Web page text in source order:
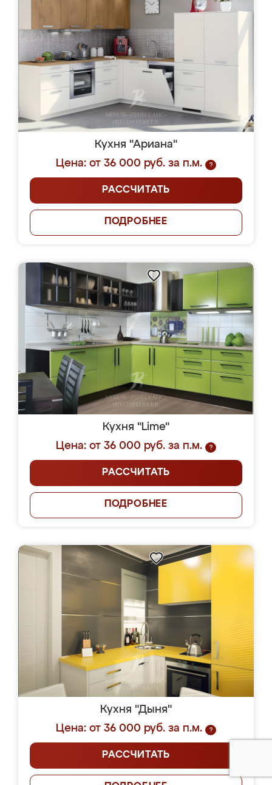
Кухня "Ариана"
Цена: от 36 000 руб. за п.м.
?
РАССЧИТАТЬ
ПОДРОБНЕЕ
Кухня "Lime"
Цена: от 36 000 руб. за п.м.
?
РАССЧИТАТЬ
ПОДРОБНЕЕ
Кухня "Дыня"
Цена: от 36 000 руб. за п.м.
?
РАССЧИТАТЬ